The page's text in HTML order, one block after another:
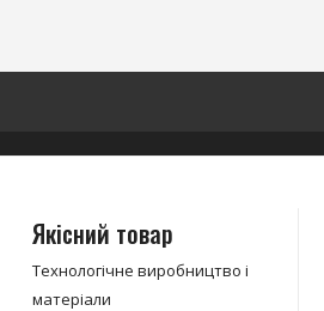
Якісний товар
Технологічне виробництво і
матеріали